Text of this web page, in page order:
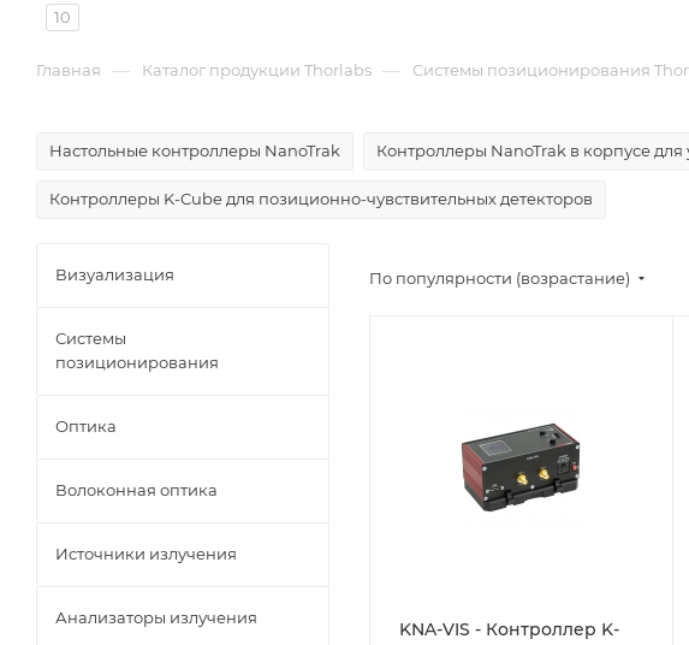
10
Главная — Каталог продукции Thorlabs — Системы позиционирования
Настольные контроллеры NanoTrak Контроллеры NanoTrak в корпусе для
Контроллеры K-Cube для позиционно-чувствительных детекторов
По популярности (возрастание)
KNA-VIS - Контроллер K-
Визуализация
Системы
позиционирования
Оптика
Волоконная оптика
Источники излучения
Анализаторы излучения